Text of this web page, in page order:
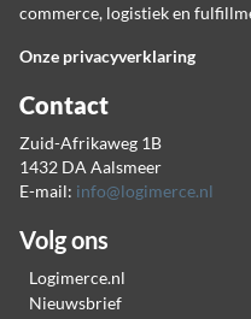
commerce, logistiek en
Onze privacyverklaring
Contact
Zuid-Afrikaweg 1B
1432 DA Aalsmeer
E-mail: info@logimerce.nl
Volg ons
Logimerce.nl
Nieuwsbrief